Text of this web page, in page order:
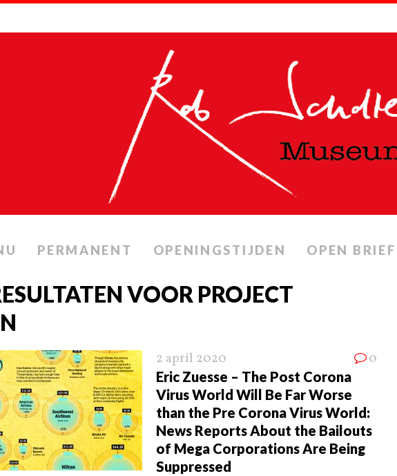
PERMANENT OPENINGSTIJDEN OPEN BRIEF
VOOR PROJECT
2 april 2020 0
Eric Zuesse – The Post Corona
Virus World Will Be Far Worse
than the Pre Corona Virus World:
News Reports About the Bailouts
of Mega Corporations Are Being
Suppressed